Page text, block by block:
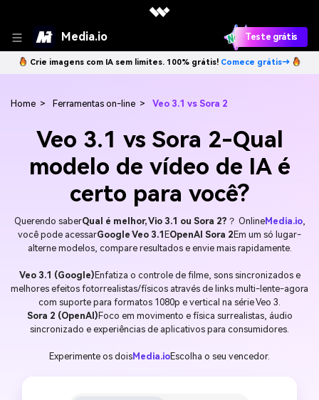
Media.io Teste grátis
Crie imagens com IA sem limites. 100% grátis! Comece grátis→
Home > Ferramentas on-line > Veo 3.1 vs Sora 2
Veo 3.1 vs Sora 2-Qual
modelo de vídeo de IA é
certo para você?
Querendo saberQual é melhor, Vio 3.1 ou Sora 2? ？ OnlineMedia.io,
você pode acessarGoogle Veo 3.1 EOpenAI Sora 2 Em um só lugar-
alterne modelos, compare resultados e envie mais rapidamente.
Veo 3.1 (Google) Enfatiza o controle de filme, sons sincronizados e
melhores efeitos fotorrealistas/físicos através de links multi-lente-agora
com suporte para formatos 1080p e vertical na série Veo 3.
Sora 2 (OpenAI) Foco em movimento e física surrealistas, áudio
sincronizado e experiências de aplicativos para consumidores.
Experimente os doisMedia.ioEscolha o seu vencedor.